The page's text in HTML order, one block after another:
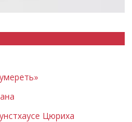
Цюриха